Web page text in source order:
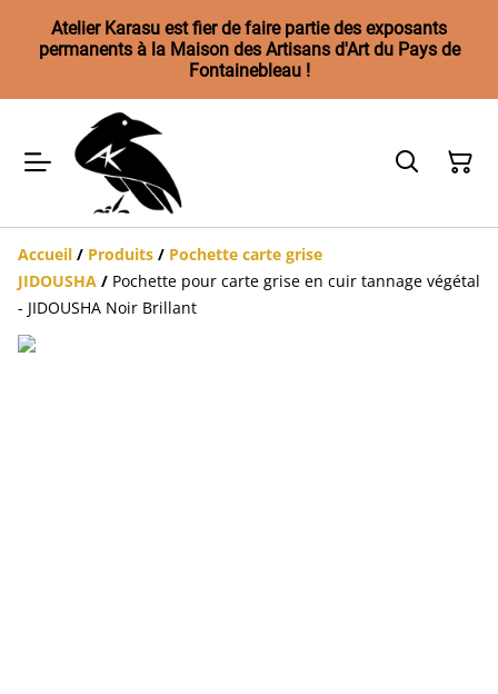
Atelier Karasu est fier de faire partie des exposants
permanents à la Maison des Artisans d'Art du Pays de
Fontainebleau !
Accueil / Produits / Pochette carte grise
JIDOUSHA / Pochette pour carte grise en cuir tannage végétal
- JIDOUSHA Noir Brillant